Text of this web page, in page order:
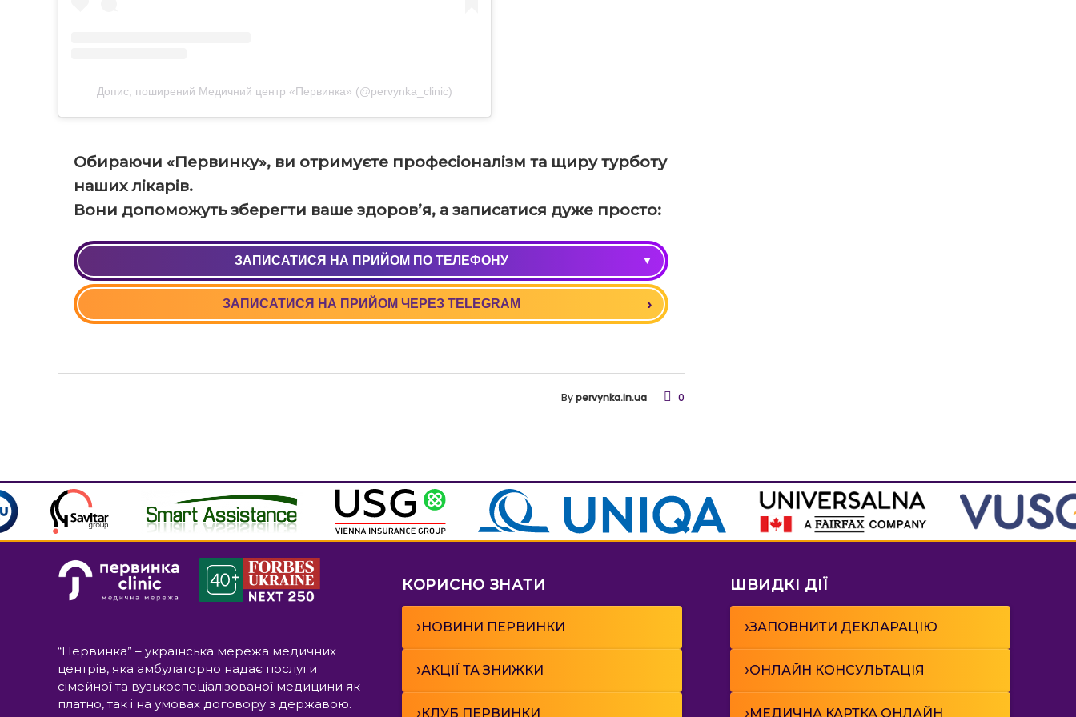
Допис, поширений Медичний центр «Первинка» (@pervynka_clinic)
Обираючи «Первинку», ви отримуєте професіоналізм та щиру турботу
наших лікарів.
Вони допоможуть зберегти ваше здоров’я, а записатися дуже просто:
ЗАПИСАТИСЯ НА ПРИЙОМ ПО ТЕЛЕФОНУ
+38 (050) 037 09 90
ЗАПИСАТИСЯ НА ПРИЙОМ ЧЕРЕЗ TELEGRAM
Bypervynka.in.ua 0
“Первинка” – українська мережа медичних
центрів, яка амбулаторно надає послуги
сімейної та вузькоспеціалізованої медицини як
платно, так і на умовах договору з державою.
КОРИСНО ЗНАТИ
›НОВИНИ ПЕРВИНКИ
›АКЦІЇ ТА ЗНИЖКИ
›КЛУБ ПЕРВИНКИ
ШВИДКІ ДІЇ
›ЗАПОВНИТИ ДЕКЛАРАЦІЮ
›ОНЛАЙН КОНСУЛЬТАЦІЯ
›МЕДИЧНА КАРТКА ОНЛАЙН